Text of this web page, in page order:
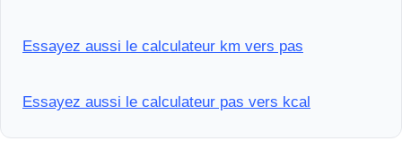
Essayez aussi le calculateur km vers pas
Essayez aussi le calculateur pas vers kcal